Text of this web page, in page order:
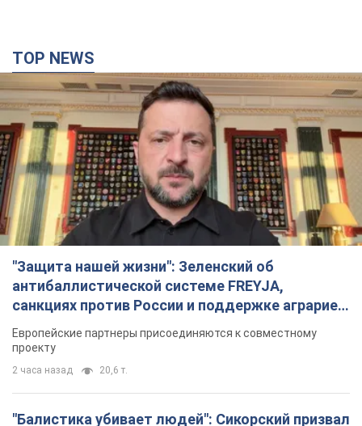
TOP NEWS
"Защита нашей жизни": Зеленский об
антибаллистической системе FREYJA,
санкциях против России и поддержке аграриев.
Видео
Европейские партнеры присоединяются к совместному
проекту
2 часа назад 20,6 т.
"Балистика убивает людей": Сикорский призвал